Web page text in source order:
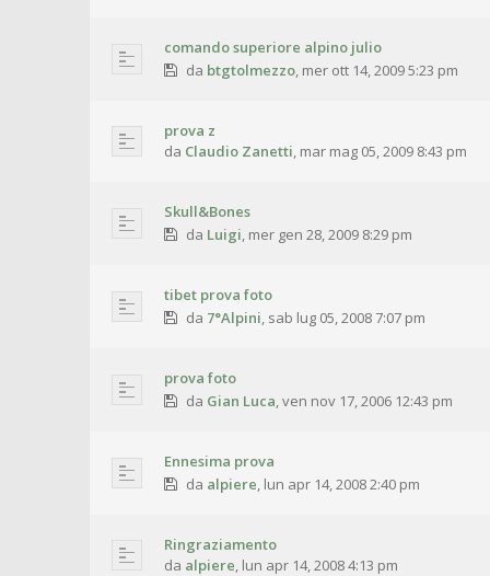
comando superiore alpino julio
da btgtolmezzo, mer ott 14, 2009 5:23 pm
prova z
da Claudio Zanetti, mar mag 05, 2009 8:43 pm
Skull&Bones
da Luigi, mer gen 28, 2009 8:29 pm
tibet prova foto
da 7°Alpini, sab lug 05, 2008 7:07 pm
prova foto
da Gian Luca,ven nov 17, 2006 12:43 pm
Ennesima prova
da alpiere, lun apr 14, 2008 2:40 pm
Ringraziamento
da alpiere, lun apr 14, 2008 4:13 pm